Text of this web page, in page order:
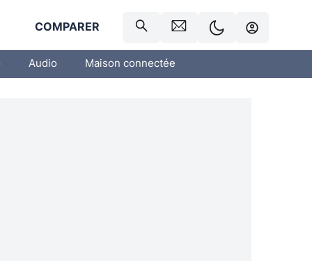
COMPARER
Audio Maison connectée